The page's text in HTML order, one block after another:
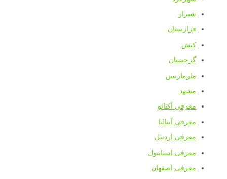
شیراز
قزازستان
کیش
گرجستان
مارماریس
مشهد
معرفی آکتائو
معرفی آنتالیا
معرفی اردبیل
معرفی استانبول
معرفی اصفهان